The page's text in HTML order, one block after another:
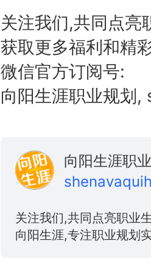
关注我们,共同点亮
获取更多福利和精
微信官方订阅号:
向阳生涯职业规划
向阳生涯职
关注我们,共同点亮职业
向阳生涯,专注职业规划